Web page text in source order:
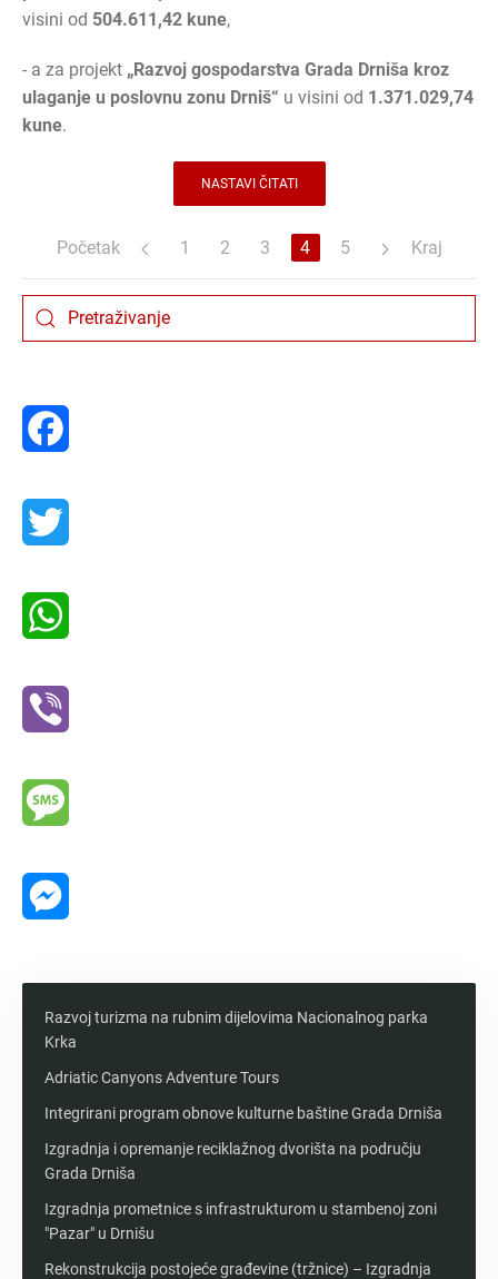
visini od 504.611,42 kune,
- a za projekt „Razvoj gospodarstva Grada Drniša kroz
ulaganje u poslovnu zonu Drniš“ u visini od 1.371.029,74
kune.
NASTAVI ČITATI
Početak 1 2 3 4 5 Kraj
Razvoj turizma na rubnim dijelovima Nacionalnog parka
Krka
Adriatic Canyons Adventure Tours
Integrirani program obnove kulturne baštine Grada Drniša
Izgradnja i opremanje reciklažnog dvorišta na području
Grada Drniša
Izgradnja prometnice s infrastrukturom u stambenoj zoni
"Pazar" u Drnišu
Rekonstrukcija postojeće građevine (tržnice) – Izgradnja